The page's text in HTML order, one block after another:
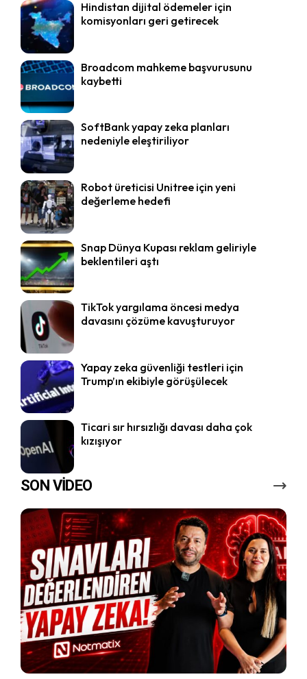
Hindistan dijital ödemeler için
komisyonları geri getirecek
Broadcom mahkeme başvurusunu
kaybetti
SoftBank yapay zeka planları
nedeniyle eleştiriliyor
Robot üreticisi Unitree için yeni
değerleme hedefi
Snap Dünya Kupası reklam geliriyle
beklentileri aştı
TikTok yargılama öncesi medya
davasını çözüme kavuşturuyor
Yapay zeka güvenliği testleri için
Trump’ın ekibiyle görüşülecek
Ticari sır hırsızlığı davası daha çok
kızışıyor
SON VİDEO